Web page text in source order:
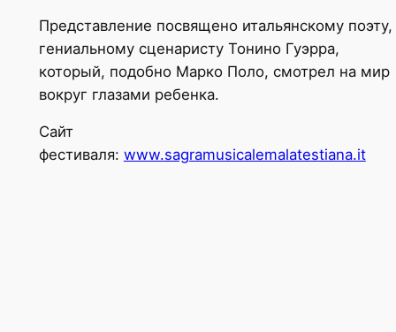
Представление посвящено итальянскому поэту,
гениальному сценаристу Тонино Гуэрра,
который, подобно Марко Поло, смотрел на мир
вокруг глазами ребенка.
Сайт
фестиваля: www.sagramusicalemalatestiana.it